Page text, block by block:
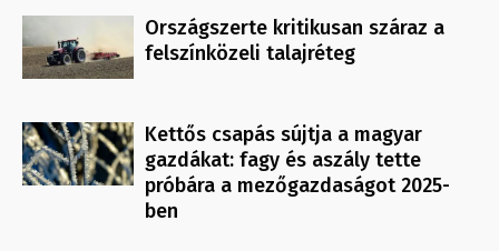
Országszerte kritikusan száraz a
felszínközeli talajréteg
Kettős csapás sújtja a magyar
gazdákat: fagy és aszály tette
próbára a mezőgazdaságot 2025-
ben